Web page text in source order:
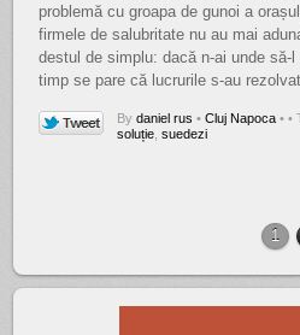
problemă cu groapa de gunoi a
firmele de salubritate nu au mai
destul de simplu: dacă n-ai unde să-
timp se pare că lucrurile s-au
Bydaniel rus • Cluj Napoca • •
soluție ,suedezi
1